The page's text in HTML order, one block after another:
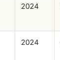
2024
2024